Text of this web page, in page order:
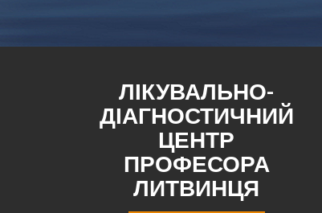
ЛІКУВАЛЬНО-
ДІАГНОСТИЧНИЙ
ЦЕНТР
ПРОФЕСОРА
ЛИТВИНЦЯ